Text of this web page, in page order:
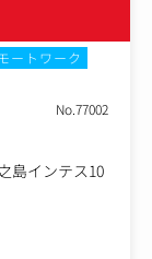
の企画提案
）
サポート
、営業とは別
ートワーク
No.77002
島インテス10